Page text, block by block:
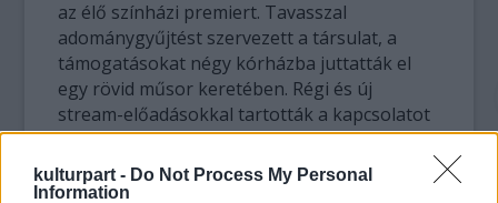
kulturpart - Do Not Process My Personal
Information
az élő színházi premiert. Tavasszal
adománygyűjtést szervezett a társulat, a
támogatásokat négy kórházba juttatták el
egy rövid műsor keretében. Régi és új
stream-előadásokkal tartották a kapcsolatot
a nézőkkel, de így is csupán a szokásos
nézőszámunk 15%-át érték el.